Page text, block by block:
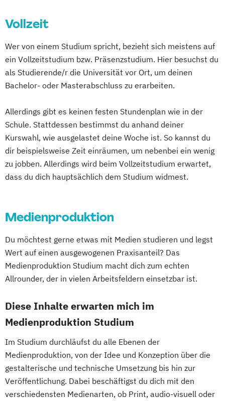
Medien- und Kommunikationsmanagement
Medien- und Kommunikationsmanagement
(DE/EN)
Medien- und Werbepsychologie
Vollzeit
Wer von einem Studium spricht, bezieht sich meistens auf
ein Vollzeitstudium bzw. Präsenzstudium. Hier besuchst du
als Studierende/r die Universität vor Ort, um deinen
Bachelor- oder Masterabschluss zu erarbeiten.
Allerdings gibt es keinen festen Stundenplan wie in der
Schule. Stattdessen bestimmst du anhand deiner
Kurswahl, wie ausgelastet deine Woche ist. So kannst du
dir beispielsweise Zeit einräumen, um nebenbei ein wenig
zu jobben. Allerdings wird beim Vollzeitstudium erwartet,
dass du dich hauptsächlich dem Studium widmest.
Medienproduktion
Du möchtest gerne etwas mit Medien studieren und legst
Wert auf einen ausgewogenen Praxisanteil? Das
Medienproduktion Studium macht dich zum echten
Allrounder, der in vielen Arbeitsfeldern einsetzbar ist.
Diese Inhalte erwarten mich im
Medienproduktion Studium
Im Studium durchläufst du alle Ebenen der
Medienproduktion, von der Idee und Konzeption über die
gestalterische und technische Umsetzung bis hin zur
Veröffentlichung. Dabei beschäftigst du dich mit den
verschiedensten Medienarten, ob Print, audio-visuell oder